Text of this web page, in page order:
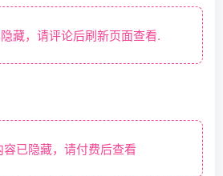
藏，请评论后刷新页面查看.
已隐藏，请付费后查看